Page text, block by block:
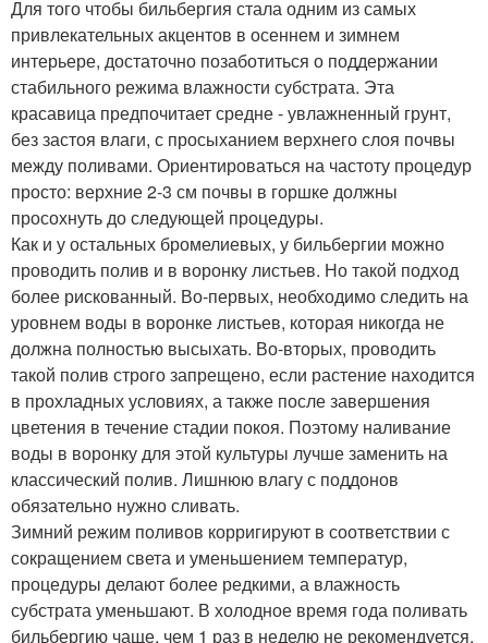
Для того чтобы бильбергия стала одним из самых
привлекательных акцентов в осеннем и зимнем
интерьере, достаточно позаботиться о поддержании
стабильного режима влажности субстрата. Эта
красавица предпочитает средне - увлажненный грунт,
без застоя влаги, с просыханием верхнего слоя почвы
между поливами. Ориентироваться на частоту процедур
просто: верхние 2-3 см почвы в горшке должны
просохнуть до следующей процедуры.
Как и у остальных бромелиевых, у бильбергии можно
проводить полив и в воронку листьев. Но такой подход
более рискованный. Во-первых, необходимо следить на
уровнем воды в воронке листьев, которая никогда не
должна полностью высыхать. Во-вторых, проводить
такой полив строго запрещено, если растение находится
в прохладных условиях, а также после завершения
цветения в течение стадии покоя. Поэтому наливание
воды в воронку для этой культуры лучше заменить на
классический полив. Лишнюю влагу с поддонов
обязательно нужно сливать.
Зимний режим поливов корригируют в соответствии с
сокращением света и уменьшением температур,
процедуры делают более редкими, а влажность
субстрата уменьшают. В холодное время года поливать
бильбергию чаще, чем 1 раз в неделю не рекомендуется.